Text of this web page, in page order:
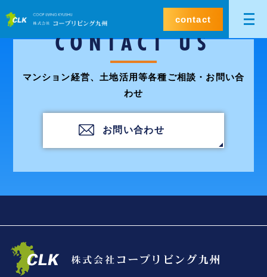
contact
CONTACT US
マンション経営、土地活用等各種ご相談・お問い合
わせ
お問い合わせ